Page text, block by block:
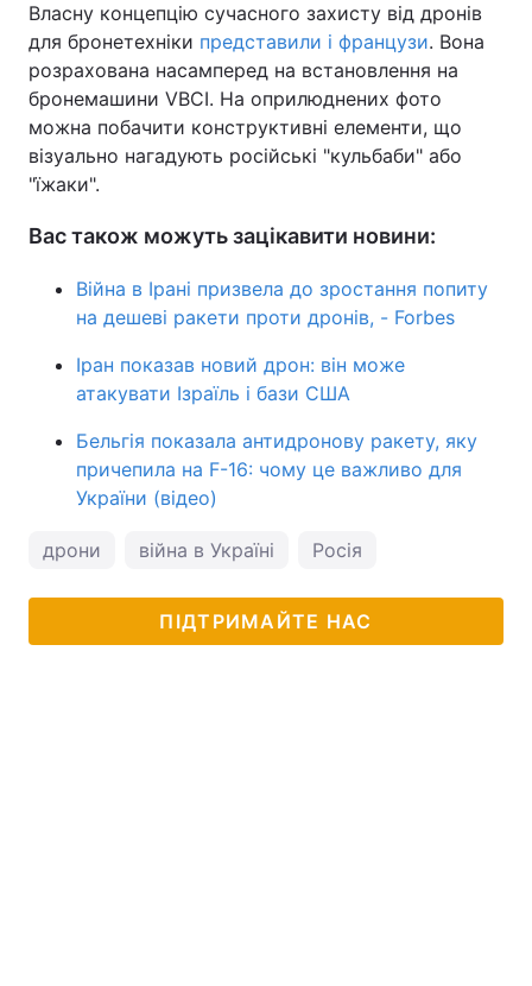
Власну концепцію сучасного захисту від дронів
для бронетехніки представили і французи. Вона
розрахована насамперед на встановлення на
бронемашини VBCI. На оприлюднених фото
можна побачити конструктивні елементи, що
візуально нагадують російські "кульбаби" або
"їжаки".
Вас також можуть зацікавити новини:
Війна в Ірані призвела до зростання попиту
на дешеві ракети проти дронів, - Forbes
Іран показав новий дрон: він може
атакувати Ізраїль і бази США
Бельгія показала антидронову ракету, яку
причепила на F-16: чому це важливо для
України (відео)
дрони війна в Україні Росія
ПІДТРИМАЙТЕ НАС